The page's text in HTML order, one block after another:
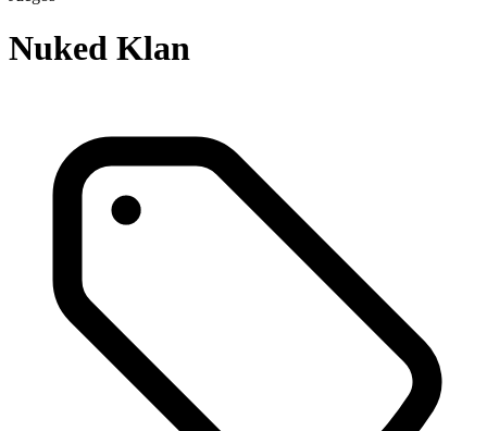
Nuked Klan